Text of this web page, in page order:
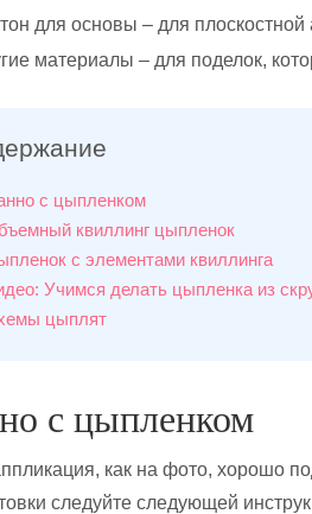
для основы – для плоскостной
материалы – для поделок,
с цыпленком
квиллинг цыпленок
с элементами квиллинга
Учимся делать цыпленка из
цыплят
с цыпленком
как на фото, хорошо
следуйте следующей